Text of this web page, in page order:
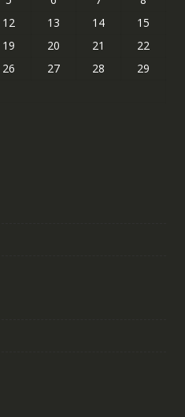
12 13 14
15
19 20 21
22
26 27 28
29